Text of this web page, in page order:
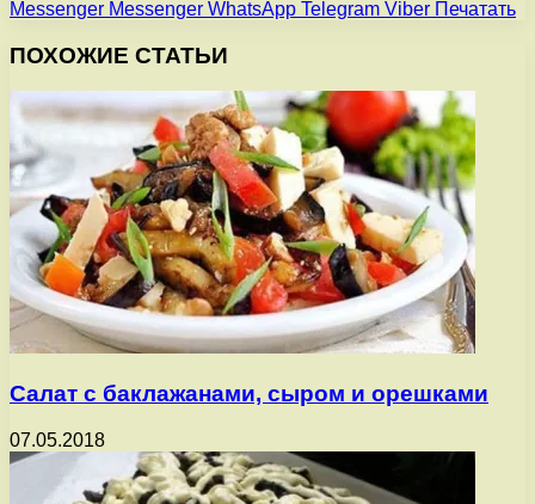
Messenger Messenger WhatsApp Telegram Viber Печатать
ПОХОЖИЕ СТАТЬИ
Салат с баклажанами, сыром и орешками
07.05.2018